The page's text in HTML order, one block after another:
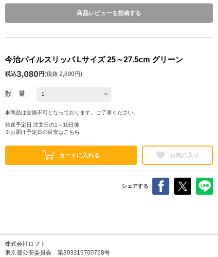
商品レビューを投稿する
今治パイルスリッパ Lサイズ 25～27.5cm グリーン
税込3,080円(税抜 2,800円)
数 量
本商品は交換不可となっております。ご了承ください。
発送予定日 注文日の1～10日後
※お届け予定日の目安は こちら
カートに入れる お気に入り
シェアする
株式会社ロフト
東京都公安委員会 第303319700768号